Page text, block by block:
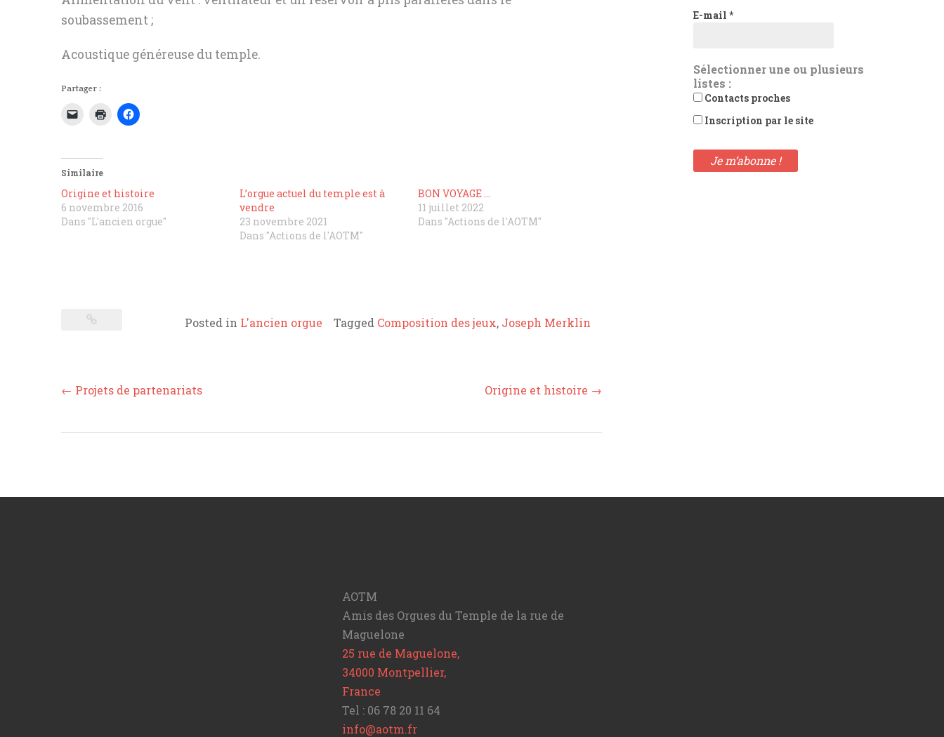
soubassement ;
Acoustique généreuse du temple.
Partager :
Similaire
Origine et histoire
6 novembre 2016
Dans "L'ancien orgue"
L’orgue actuel du temple est à
vendre
23 novembre 2021
Dans "Actions de l'AOTM"
BON VOYAGE …
11 juillet 2022
Dans "Actions de l'AOTM"
Posted in L'ancien orgue Tagged Composition des jeux, Joseph Merklin
Post
← Projets de partenariats Origine et histoire →
E-mail *
Sélectionner une ou plusieurs
listes :
Contacts proches
Inscription par le site
AOTM
Amis des Orgues du Temple de la rue de
Maguelone
25 rue de Maguelone,
34000 Montpellier,
France
Tel : 06 78 20 11 64
info@aotm.fr